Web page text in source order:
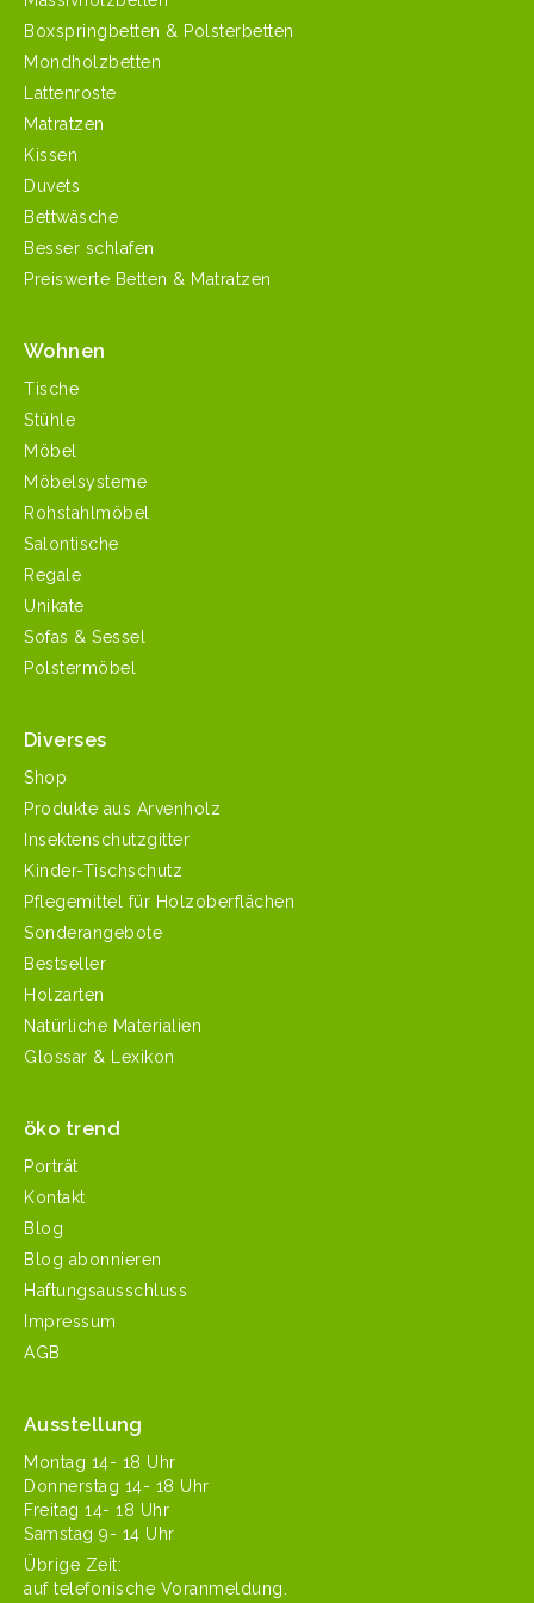
Boxspringbetten & Polsterbetten
Mondholzbetten
Lattenroste
Matratzen
Kissen
Duvets
Bettwäsche
Besser schlafen
Preiswerte Betten & Matratzen
Wohnen
Tische
Stühle
Möbel
Möbelsysteme
Rohstahlmöbel
Salontische
Regale
Unikate
Sofas & Sessel
Polstermöbel
Diverses
Shop
Produkte aus Arvenholz
Insektenschutzgitter
Kinder-Tischschutz
Pflegemittel für Holzoberflächen
Sonderangebote
Bestseller
Holzarten
Natürliche Materialien
Glossar & Lexikon
öko trend
Porträt
Kontakt
Blog
Blog abonnieren
Haftungsausschluss
Impressum
AGB
Ausstellung
Mon­tag 14- 18 Uhr
Don­ner­stag 14- 18 Uhr
Fre­itag 14- 18 Uhr
Sam­stag 9- 14 Uhr
Übrige Zeit:
auf tele­fonis­che Voranmeldung.